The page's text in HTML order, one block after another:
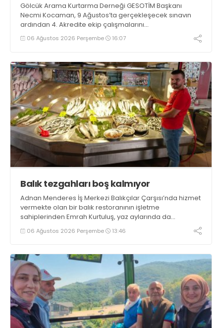
Gölcük Arama Kurtarma Derneği GESOTİM Başkanı
Necmi Kocaman, 9 Ağustos’ta gerçekleşecek sınavın
ardından 4. Akredite ekip çalışmalarını
tamamlayacaklarını ifade ederek açıklamalarda
bulundu. Kocaman, “Gölcük’te ve Kocaeli genelinde ses
06 Ağustos 2026 Perşembe 16:07
Balık tezgahları boş kalmıyor
Adnan Menderes İş Merkezi Balıkçılar Çarşısı’nda hizmet
vermekte olan bir balık restoranının işletme
sahiplerinden Emrah Kurtuluş, yaz aylarında da
tezgahlarda taze balık bulunduğunu ifade ederek “Yıl
boyunca tezgahlarda taze balık bulmak mümkün
06 Ağustos 2026 Perşembe 13:46